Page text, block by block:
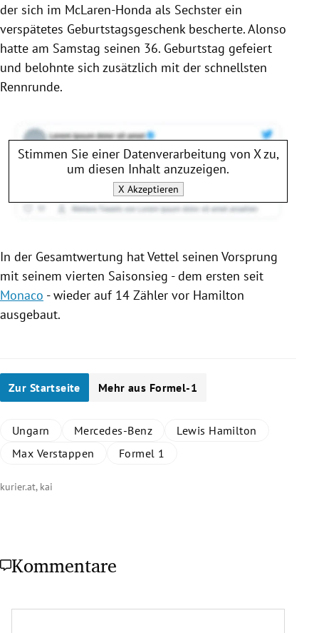
der sich im McLaren-Honda als Sechster ein
verspätetes Geburtstagsgeschenk bescherte.Alonso
hatte am Samstag seinen 36. Geburtstag gefeiert
und belohnte sich zusätzlich mit der schnellsten
Rennrunde.
Stimmen Sie einer Datenverarbeitung von Xzu,
um diesen Inhalt anzuzeigen.
X Akzeptieren
In der Gesamtwertung hat Vettel seinen Vorsprung
mit seinem vierten Saisonsieg - dem ersten seit
Monaco - wieder auf 14 Zähler vor Hamilton
ausgebaut.
Zur Startseite Mehr aus Formel-1
Ungarn Mercedes-Benz
Lewis Hamilton
Max Verstappen
Formel 1
kurier.at, kai
Kommentare